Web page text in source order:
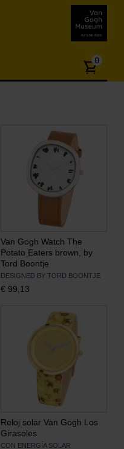
0
Van Gogh Watch The
Potato Eaters brown, by
Tord Boontje
DESIGNED BY TORD BOONTJE
€ 99,13
Reloj solar Van Gogh Los
Girasoles
CON ENERGÍA SOLAR